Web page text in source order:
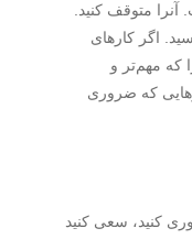
متوقف کنید.
اگر کارهای
که مهم‌تر و
که ضروری
کنید، سعی کنید